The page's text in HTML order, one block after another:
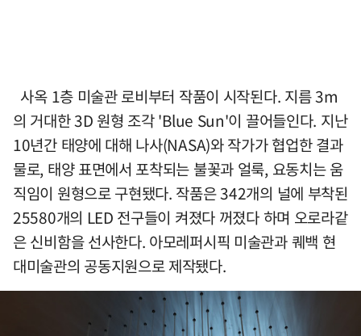
사옥 1층 미술관 로비부터 작품이 시작된다. 지름 3m
의 거대한 3D 원형 조각 'Blue Sun'이 끌어들인다. 지난
10년간 태양에 대해 나사(NASA)와 작가가 협업한 결과
물로, 태양 표면에서 포착되는 불꽃과 얼룩, 요동치는 움
직임이 원형으로 구현됐다. 작품은 342개의 널에 부착된
25580개의 LED 전구들이 켜졌다 꺼졌다 하며 오로라같
은 신비함을 선사한다. 아모레퍼시픽 미술관과 퀘백 현
대미술관의 공동지원으로 제작됐다.